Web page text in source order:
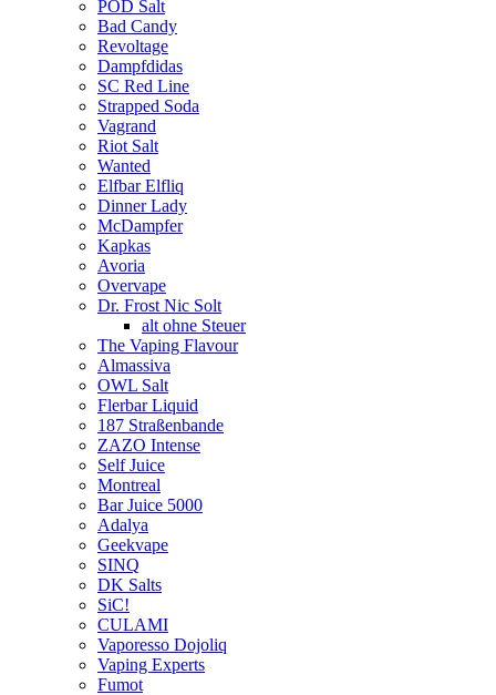
POD Salt
Bad Candy
Revoltage
Dampfdidas
SC Red Line
Strapped Soda
Vagrand
Riot Salt
Wanted
Elfbar Elfliq
Dinner Lady
McDampfer
Kapkas
Avoria
Overvape
Dr. Frost Nic Solt
alt ohne Steuer
The Vaping Flavour
Almassiva
OWL Salt
Flerbar Liquid
187 Straßenbande
ZAZO Intense
Self Juice
Montreal
Bar Juice 5000
Adalya
Geekvape
SINQ
DK Salts
SiC!
CULAMI
Vaporesso Dojoliq
Vaping Experts
Fumot